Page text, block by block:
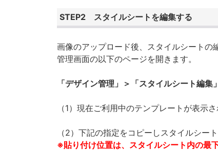
STEP2 スタイルシートを編集する
画像のアップロード後、スタイルシートの
管理画面の以下のページを開きます。
「デザイン管理」＞「スタイルシート編集」
（1）現在ご利用中のテンプレートが表示
（2）下記の指定をコピーしスタイルシー
※貼り付け位置は、スタイルシート内の最